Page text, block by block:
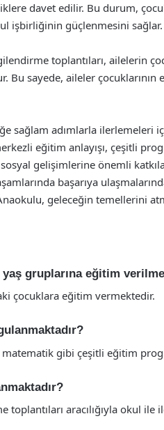
davet edilir. Bu durum,
işbirliğinin güçlenmesini sağlar.
toplantıları, ailelerin
Bu sayede, aileler
sağlam adımlarla ilerlemeleri
eğitim anlayışı, çeşitli
gelişimlerine önemli
başarıya
geleceğin temellerini
yaş gruplarına eğitim
çocuklara eğitim vermektedir.
gibi çeşitli eğitim
aracılığıyla okul